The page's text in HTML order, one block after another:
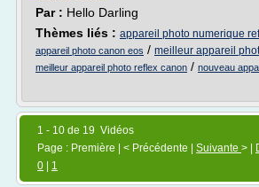
Par : Hello Darling
Thèmes liés : appareil photo numerique
appareil photo canon eos / meilleur appareil
meilleur appareil photo reflex canon / nouveau
1 - 10 de 19 Vidéos
Page : Première | < Précédente | Suivante > |
0
1